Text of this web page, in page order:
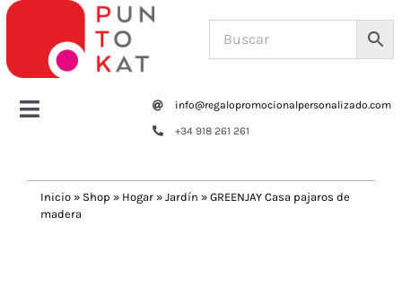
Saltar
contenido
Toggle
Tazas y botellas
info@regalopromocionalpersonalizado.com
+34 918 261 261
Inicio » Shop » Hogar » Jardín » GREENJAY Casa pajaros de
madera